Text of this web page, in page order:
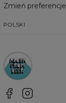
Zmień preferencje
POLSKI